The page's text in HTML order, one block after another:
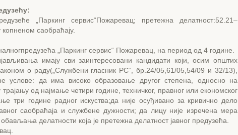
„Паркинг сервис“Пожаревац; претежна делатност:52.21–
саобраћају.
„Паркинг сервис“ Пожаревац, на период од 4 године.
имају сви заинтересовани кандидати који, осим општих
о раду(„Службени гласник РС“, бр.24/05,61/05,54/09 и 32/13),
услове: да има високо образовање другог степена, односно на
од најмање четири године, техничког, правног или економског
три године радног искуства;да није осуђивано за кривично дело
саобраћаја и службене дужности; да лицу није изречена мера
делатности која је претежна делатност јавног предузећа.